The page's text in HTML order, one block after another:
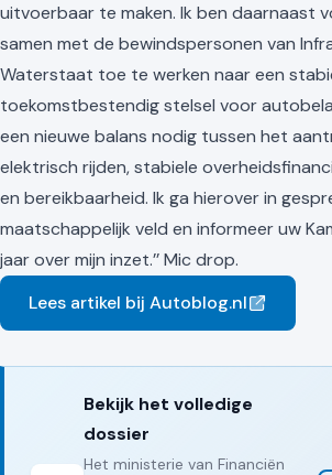
uitvoerbaar te maken. Ik ben daarnaast
samen met de bewindspersonen van
Waterstaat toe te werken naar een
toekomstbestendig stelsel voor
een nieuwe balans nodig tussen het
elektrisch rijden, stabiele
en bereikbaarheid. Ik ga hierover in
maatschappelijk veld en informeer uw
jaar over mijn inzet.’’ Mic drop.
Lees artikel bij Autoblog.nl
Bekijk het volledige
dossier
Het ministerie van Financiën